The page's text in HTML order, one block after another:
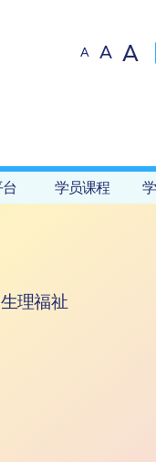
A A A
学员课程
理福祉